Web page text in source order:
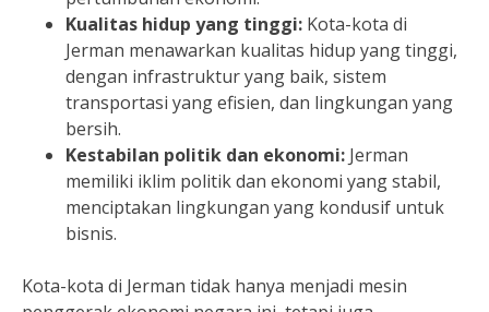
Kualitas hidup yang tinggi: Kota-kota di
Jerman menawarkan kualitas hidup yang tinggi,
dengan infrastruktur yang baik, sistem
transportasi yang efisien, dan lingkungan yang
bersih.
Kestabilan politik dan ekonomi: Jerman
memiliki iklim politik dan ekonomi yang stabil,
menciptakan lingkungan yang kondusif untuk
bisnis.
Kota-kota di Jerman tidak hanya menjadi mesin